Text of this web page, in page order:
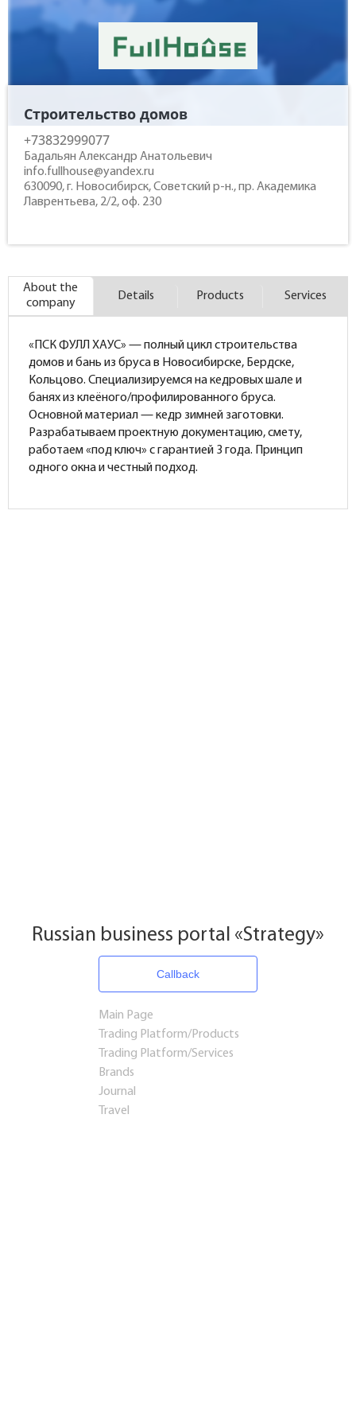
Contacts
Строительство домов
+73832999077
Бадальян Александр Анатольевич
info.fullhouse@yandex.ru
630090, г. Новосибирск, Советский р-н., пр. Академика
Лаврентьева, 2/2, оф. 230
About the
company
Details Products Services
«ПСК ФУЛЛ ХАУС» — полный цикл строительства
домов и бань из бруса в Новосибирске, Бердске,
Кольцово. Специализируемся на кедровых шале и
банях из клеёного/профилированного бруса.
Основной материал — кедр зимней заготовки.
Разрабатываем проектную документацию, смету,
работаем «под ключ» с гарантией 3 года. Принцип
одного окна и честный подход.
Russian business portal «Strategy»
Callback
Main Page
Trading Platform/Products
Trading Platform/Services
Brands
Journal
Travel